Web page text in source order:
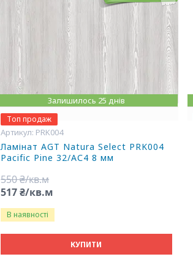
Залишилось 25 днів
Топ продаж
PRK004
Ламінат AGT Natura Select PRK004
Pacific Pine 32/АС4 8 мм
550 ₴/кв.м
517 ₴/кв.м
В наявності
КУПИТИ